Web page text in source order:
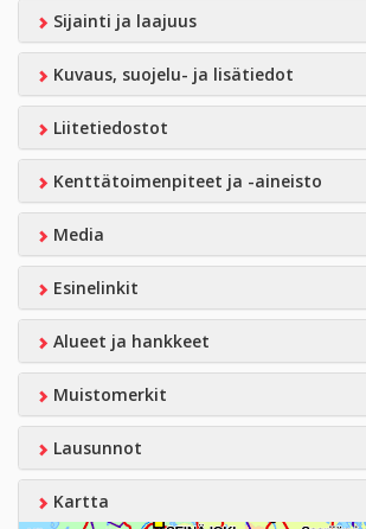
Sijainti ja laajuus
Kuvaus, suojelu- ja lisätiedot
Liitetiedostot
Kenttätoimenpiteet ja -aineisto
Media
Esinelinkit
Alueet ja hankkeet
Muistomerkit
Lausunnot
Kartta